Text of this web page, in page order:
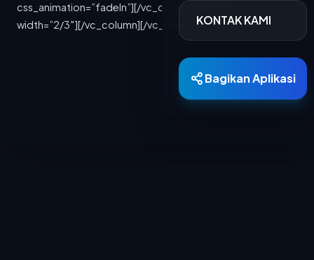
KONTAK KAMI
Bagikan Aplikasi
css_animation=”fadeIn”][/vc_column][vc_column
width=”2/3″][/vc_column][/vc_row]